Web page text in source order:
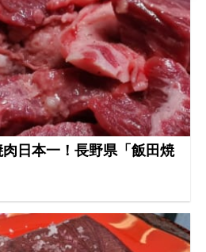
日本一！長野県「飯田焼